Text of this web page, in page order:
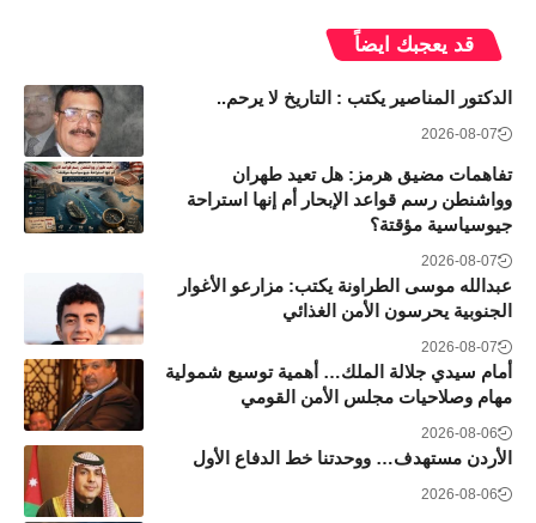
قد يعجبك ايضاً
الدكتور المناصير يكتب : التاريخ لا يرحم..
2026-08-07
تفاهمات مضيق هرمز: هل تعيد طهران
وواشنطن رسم قواعد الإبحار أم إنها استراحة
جيوسياسية مؤقتة؟
2026-08-07
عبدالله موسى الطراونة يكتب: مزارعو الأغوار
الجنوبية يحرسون الأمن الغذائي
2026-08-07
أمام سيدي جلالة الملك… أهمية توسيع شمولية
مهام وصلاحيات مجلس الأمن القومي
2026-08-06
الأردن مستهدف… ووحدتنا خط الدفاع الأول
2026-08-06